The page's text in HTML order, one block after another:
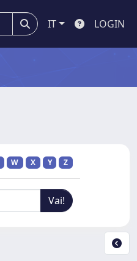
IT LOGIN
W X Y Z